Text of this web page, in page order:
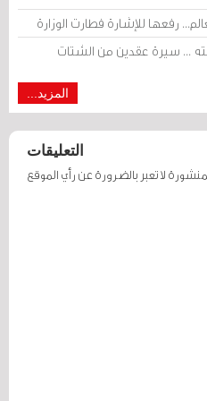
رفعها للإشارة فطارت الوزارة
... سيرة عقدين من الشتات
المزيد...
التعليقات
لا تعبر بالضرورة عن رأي الموقع